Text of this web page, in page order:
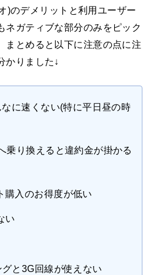
)のデメリットと利用ユーザー
ネガティブな部分のみをピック
まとめると以下に注意の点に注
かりました↓
なに速くない(特に平日昼の時
乗り換えると違約金が掛かる
購入のお得度が低い
い
と3G回線が使えない